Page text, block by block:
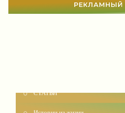
РЕКЛАМНЫЙ
Истории из жизни